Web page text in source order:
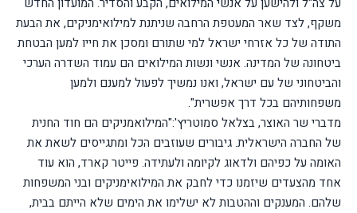
משקף, לצד שאר המעטפת הרחבה שניתנת למילואימניקים, את הבעת
התודה של כל אזרחי ישראל למי שתורם ומסכן את חייו למען הבטחת
ביטחונה של המדינה. אנשי ונשות המילואים הם עמוד השדרה הערכי
והביטחוני של עם ישראל, ואנו נמשיך לפעול למענם ולמען
משפחותיהם בכל דרך אפשרית".
מדברי שר האוצר, בצלאל סמוטריץ':"המילואמניקים הם חוד החנית
של החברה הישראלית. גיבורים שעוזבים הכל ומתגייסים לשאת את
האומה על כפיהם ולדאוג לקיומה ולעתידה. פייטר קארד, הוא עוד
אחד מהצעדים שיזמנו כדי לחבק את המילואימניקים ובני המשפחות
שלהם. המענקים וההטבות לא ישלימו את הימים שלא הייתם בבית,